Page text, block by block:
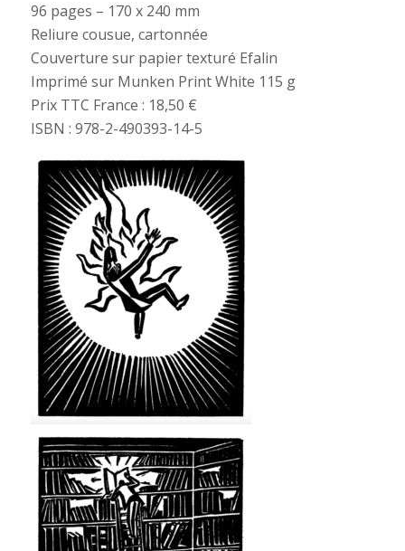
96 pages – 170 x 240 mm
Reliure cousue, cartonnée
Couverture sur papier texturé Efalin
Imprimé sur Munken Print White 115 g
Prix TTC France : 18,50 €
ISBN : 978-2-490393-14-5